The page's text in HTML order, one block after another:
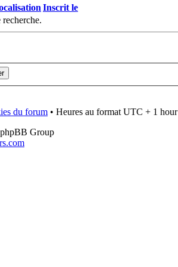
Inscrit le
du forum • Heures au format UTC + 1 hour
Group